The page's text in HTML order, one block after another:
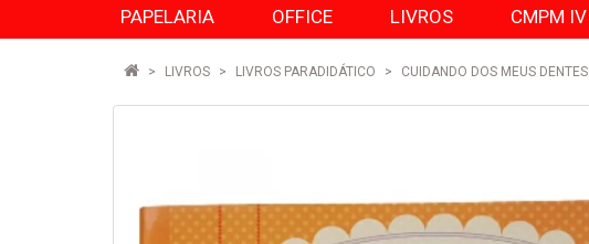
PAPELARIA OFFICE LIVROS CMPM IV
LIVROS LIVROS PARADIDÁTICO CUIDANDO DOS MEUS DENTES